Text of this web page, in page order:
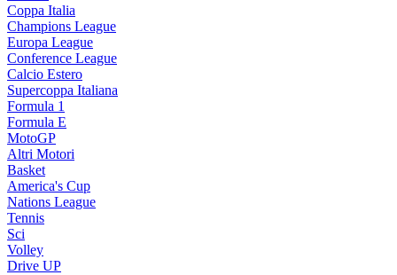
Coppa Italia
Champions League
Europa League
Conference League
Calcio Estero
Supercoppa Italiana
Formula 1
Formula E
MotoGP
Altri Motori
Basket
America's Cup
Nations League
Tennis
Sci
Volley
Drive UP